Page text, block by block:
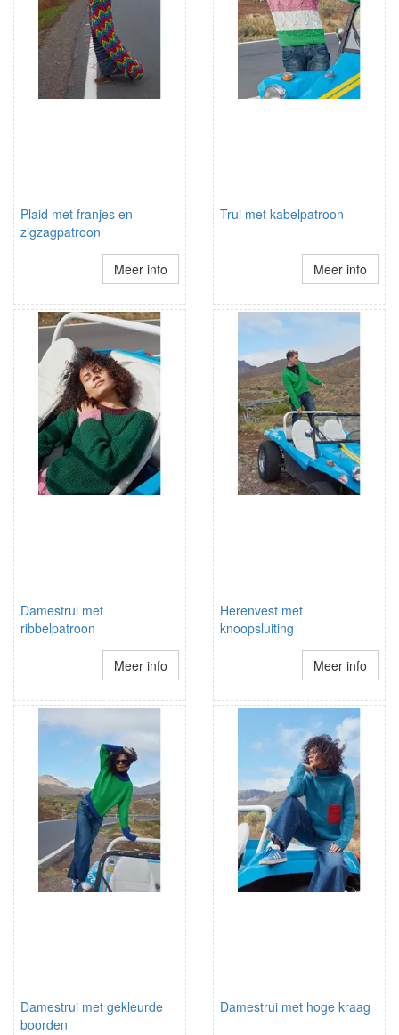
Plaid met franjes en
zigzagpatroon
Meer info
Trui met kabelpatroon
Meer info
Damestrui met
ribbelpatroon
Meer info
Herenvest met
knoopsluiting
Meer info
Damestrui met gekleurde
boorden
Damestrui met hoge kraag